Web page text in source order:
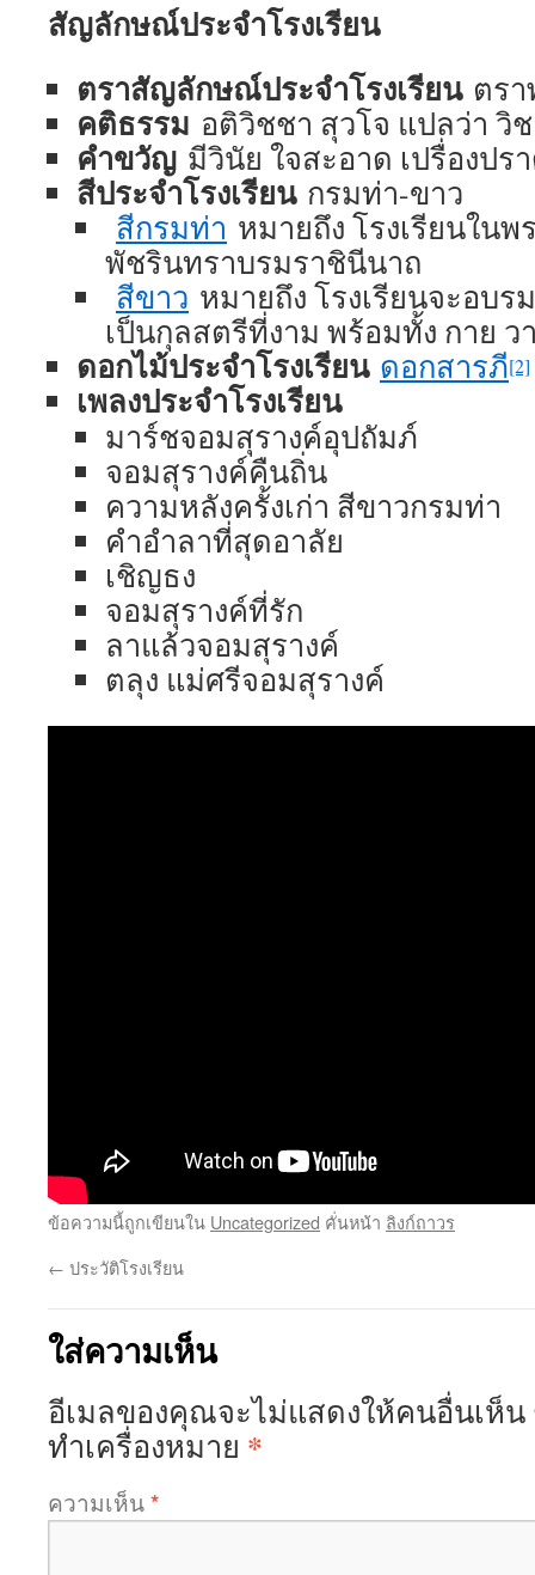
สัญลักษณ์ประจำโรงเรียน
ตราสัญลักษณ์ประจำโรงเรียนตรา
คติธรรม อติวิชชา สุวโจ แปลว่า วิ
คำขวัญ มีวินัย ใจสะอาด เปรื่องปร
สีประจำโรงเรียนกรมท่า-ขาว
สีกรมท่า หมายถึง โรงเรียนใน
พัชรินทราบรมราชินีนาถ
สีขาว หมายถึง โรงเรียนจะอบ
เป็นกุลสตรีที่งาม พร้อมทั้ง กาย ว
ดอกไม้ประจำโรงเรียน ดอกสารภี[2]
เพลงประจำโรงเรียน
มาร์ชจอมสุรางค์อุปถัมภ์
จอมสุรางค์คืนถิ่น
ความหลังครั้งเก่า สีขาวกรมท่า
คำอำลาที่สุดอาลัย
เชิญธง
จอมสุรางค์ที่รัก
ลาแล้วจอมสุรางค์
ตลุง แม่ศรีจอมสุรางค์
ข้อความนี้ถูกเขียนใน Uncategorized คั่นหน้า ลิงก์ถาวร
← ประวัติโรงเรียน
ใส่ความเห็น
อีเมลของคุณจะไม่แสดงให้คนอื่นเห็น
ทำเครื่องหมาย *
ความเห็น*